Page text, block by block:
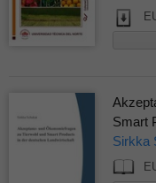
Smart
Sirkka